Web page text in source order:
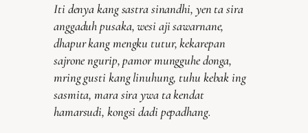
Iti denya kang sastra sinandhi, yen ta sira
anggaduh pusaka, wesi aji sawarnane,
dhapur kang mengku tutur, kekarepan
sajrone ngurip, pamor mungguhe donga,
mring gusti kang linuhung, tuhu kebak ing
sasmita, mara sira ywa ta kendat
hamarsudi, kongsi dadi pepadhang.